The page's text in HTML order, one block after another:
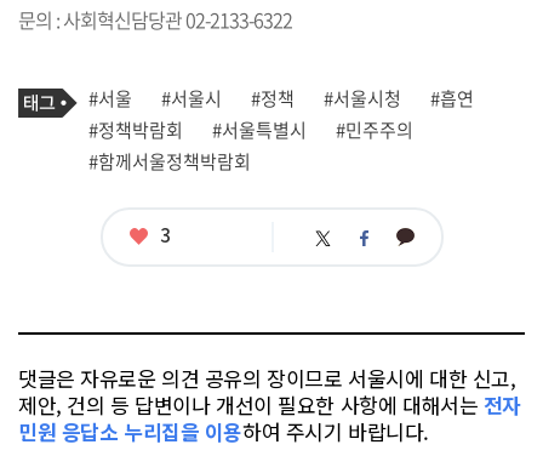
문의 : 사회혁신담당관 02-2133-6322
기
사
관
련
태
태
그
#서울 #서울시 #정책 #서울시청
#흡연
#정책박람회
#서울특별시
#민주주의
#함께서울정책박람회
좋
3 트 페 카
댓글은 자유로운 의견 공유의 장이므로 서울시에 대한 신고,
제안, 건의 등 답변이나 개선이 필요한 사항에 대해서는 전자
민원 응답소 누리집을 이용하여 주시기 바랍니다.